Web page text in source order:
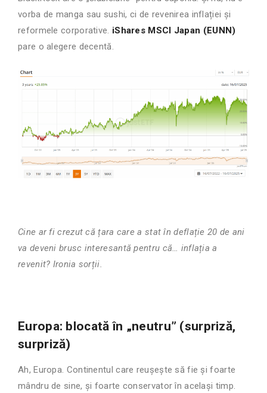
vorba de manga sau sushi, ci de revenirea inflației și
reformele corporative. iShares MSCI Japan (EUNN)
pare o alegere decentă.
Cine ar fi crezut că țara care a stat în deflație 20 de ani
va deveni brusc interesantă pentru că… inflația a
revenit? Ironia sorții.
Europa: blocată în „neutru” (surpriză,
surpriză)
Ah, Europa. Continentul care reușește să fie și foarte
mândru de sine, și foarte conservator în același timp.